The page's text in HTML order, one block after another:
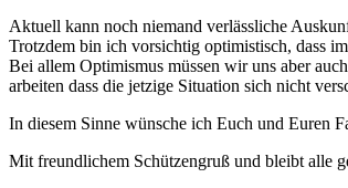
Aktuell kann noch niemand verlässliche
Trotzdem bin ich vorsichtig optimistisch, dass
Bei allem Optimismus müssen wir uns aber
arbeiten dass die jetzige Situation sich nicht
In diesem Sinne wünsche ich Euch und Euren
Mit freundlichem Schützengruß und bleibt alle